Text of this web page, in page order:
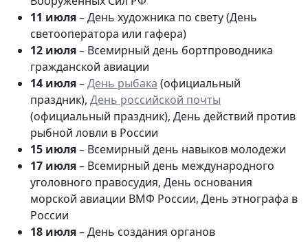
11 июля– День художника по свету (День
светооператора или гафера)
12 июля– Всемирный день бортпроводника
гражданской авиации
14 июля–День рыбака (официальный
праздник), День российской почты
(официальный праздник), День действий против
рыбной ловли в России
15 июля– Всемирный день навыков молодежи
17 июля– Всемирный день международного
уголовного правосудия, День основания
морской авиации ВМФ России, День этнографа в
России
18 июля– День создания органов